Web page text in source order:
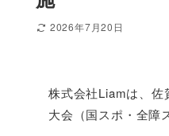
2026年7月20日
株式会社Liamは、佐
大会（国スポ・全障